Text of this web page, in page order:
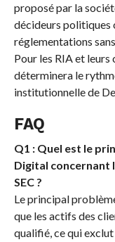
proposé par la
décideurs politiques
réglementations
Pour les RIA et
déterminera le
institutionnelle de
FAQ
Q1 : Quel est le
Digital concernant
SEC ?
Le principal
que les actifs des
qualifié, ce qui